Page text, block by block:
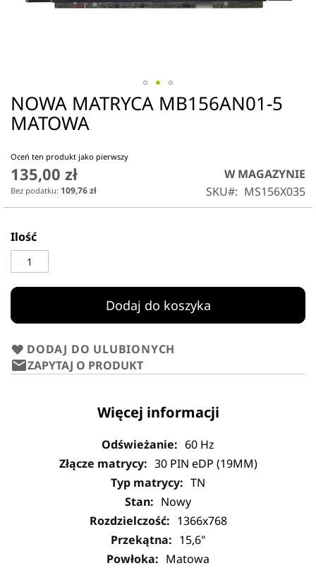
Przejdź
na
początek
NOWA MATRYCA MB156AN01-5
MATOWA
Oceń ten produkt jako pierwszy
135,00 zł
109,76 zł
W MAGAZYNIE
SKU
MS156X035
Ilość
Dodaj do koszyka
DODAJ DO ULUBIONYCH
ZAPYTAJ O PRODUKT
Więcej informacji
60 Hz
30 PIN eDP (19MM)
TN
Nowy
1366x768
15,6"
Matowa